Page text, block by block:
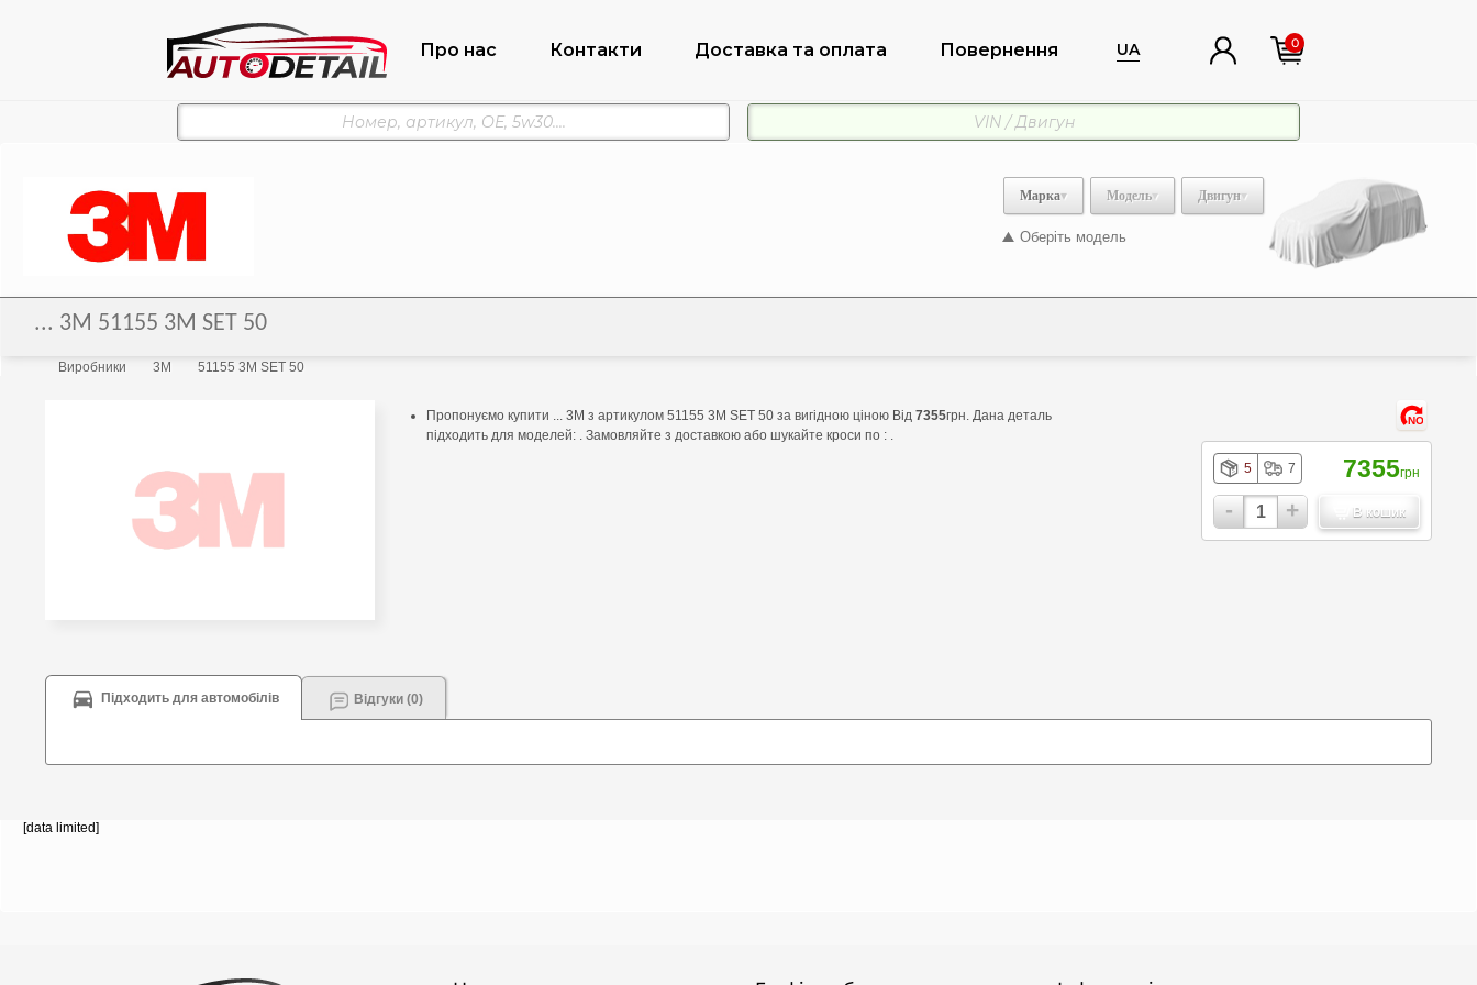
Про нас Контакти Доставка та оплата Повернення UA 0
Марка Модель Двигун
Оберіть модель
... 3M 51155 3M SET 50
Виробники 3M 51155 3M SET 50
Пропонуємо купити ... 3M з артикулом 51155 3M SET 50 за вигідною ціною Від 7355грн. Дана деталь
підходить для моделей: . Замовляйте з доставкою або шукайте кроси по : .
NO
5 7 7355грн
- + В кошик
Підходить для автомобілів Відгуки (0)
[data limited]